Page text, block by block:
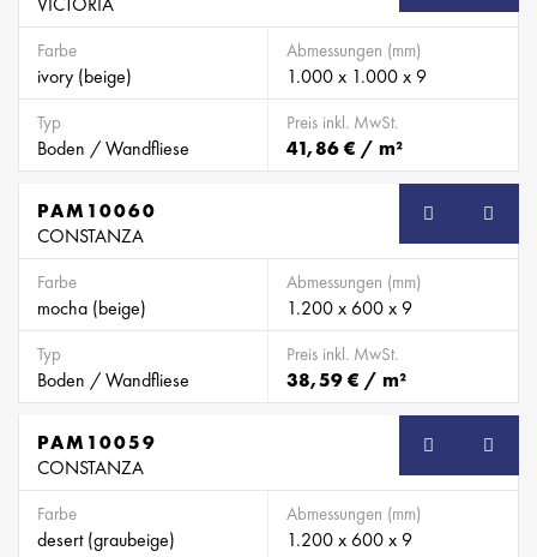
Farbe
ivory (beige)
Abmessungen (mm)
1.000 x 1.000 x 9
Typ
Boden / Wandfliese
Preis inkl. MwSt.
41,86 € / m²
PAM10060
CONSTANZA
Farbe
mocha (beige)
Abmessungen (mm)
1.200 x 600 x 9
Typ
Boden / Wandfliese
Preis inkl. MwSt.
38,59 € / m²
PAM10059
CONSTANZA
Farbe
desert (graubeige)
Abmessungen (mm)
1.200 x 600 x 9